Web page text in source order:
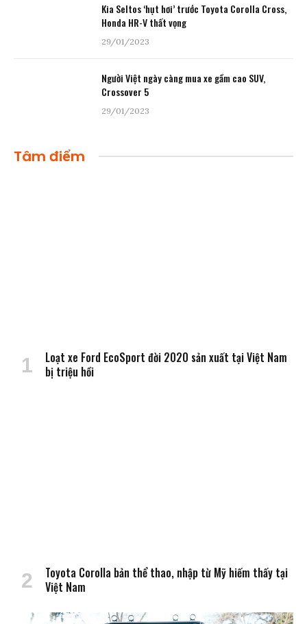
Kia Seltos ‘hụt hơi’ trước Toyota Corolla Cross,
Honda HR-V thất vọng
29/01/2023
Người Việt ngày càng mua xe gầm cao SUV,
Crossover 5
29/01/2023
Tâm điểm
Loạt xe Ford EcoSport đời 2020 sản xuất tại Việt Nam
bị triệu hồi
Toyota Corolla bản thể thao, nhập từ Mỹ hiếm thấy tại
Việt Nam